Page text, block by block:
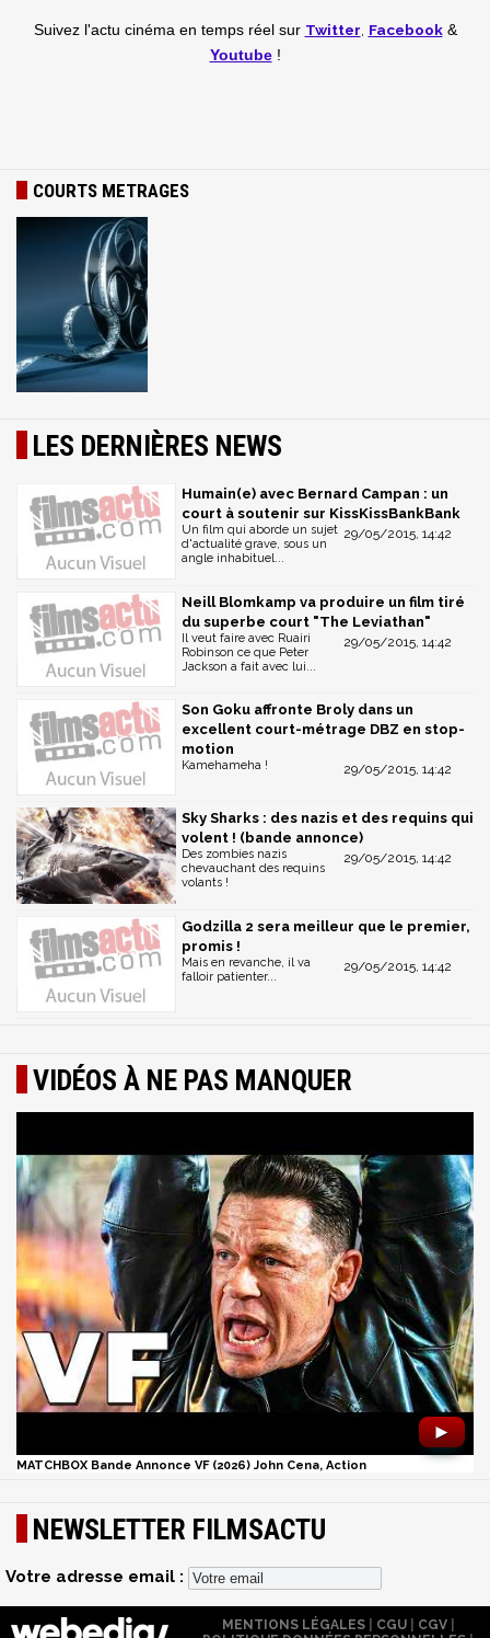
Suivez l'actu cinéma en temps réel sur Twitter Facebook&
Youtube!
COURTS METRAGES
LES DERNIÈRES NEWS
Humain(e) avec Bernard Campan : un
court à soutenir sur KissKissBankBank
29/05/2015, 14:42
Un film qui aborde un sujet
d'actualité grave, sous un
angle inhabituel...
Neill Blomkamp va produire un film tiré
du superbe court "The Leviathan"
29/05/2015, 14:42
Il veut faire avec Ruairi
Robinson ce que Peter
Jackson a fait avec lui...
Son Goku affronte Broly dans un
excellent court-métrage DBZ en stop-
motion
29/05/2015, 14:42
Kamehameha !
Sky Sharks : des nazis et des requins qui
volent ! (bande annonce)
29/05/2015, 14:42
Des zombies nazis
chevauchant des requins
volants !
Godzilla 2 sera meilleur que le premier,
promis !
29/05/2015, 14:42
Mais en revanche, il va
falloir patienter...
VIDÉOS À NE PAS MANQUER
►
MATCHBOX Bande Annonce VF (2026) John Cena, Action
NEWSLETTER FILMSACTU
Votre adresse email :
MENTIONS LÉGALES| CGU| CGV|